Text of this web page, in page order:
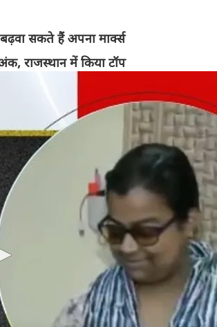
सकते हैं अपना मार्क्स
राजस्थान में किया टॉप